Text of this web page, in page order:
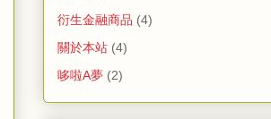
衍生金融商品 (4)
關於本站 (4)
哆啦A夢 (2)